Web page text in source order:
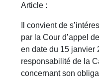
Article :
Il convient de
par la Cour d’appel
en date du 15 janvier
responsabilité de la
concernant son